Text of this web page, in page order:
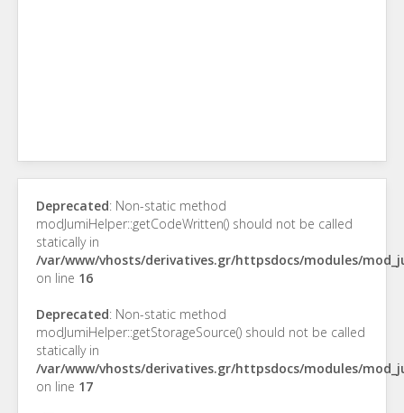
Deprecated: Non-static method
modJumiHelper::getCodeWritten() should not be called
statically in
/var/www/vhosts/derivatives.gr/httpsdocs/modules/
on line 16
Deprecated: Non-static method
modJumiHelper::getStorageSource() should not be called
statically in
/var/www/vhosts/derivatives.gr/httpsdocs/modules/
on line 17